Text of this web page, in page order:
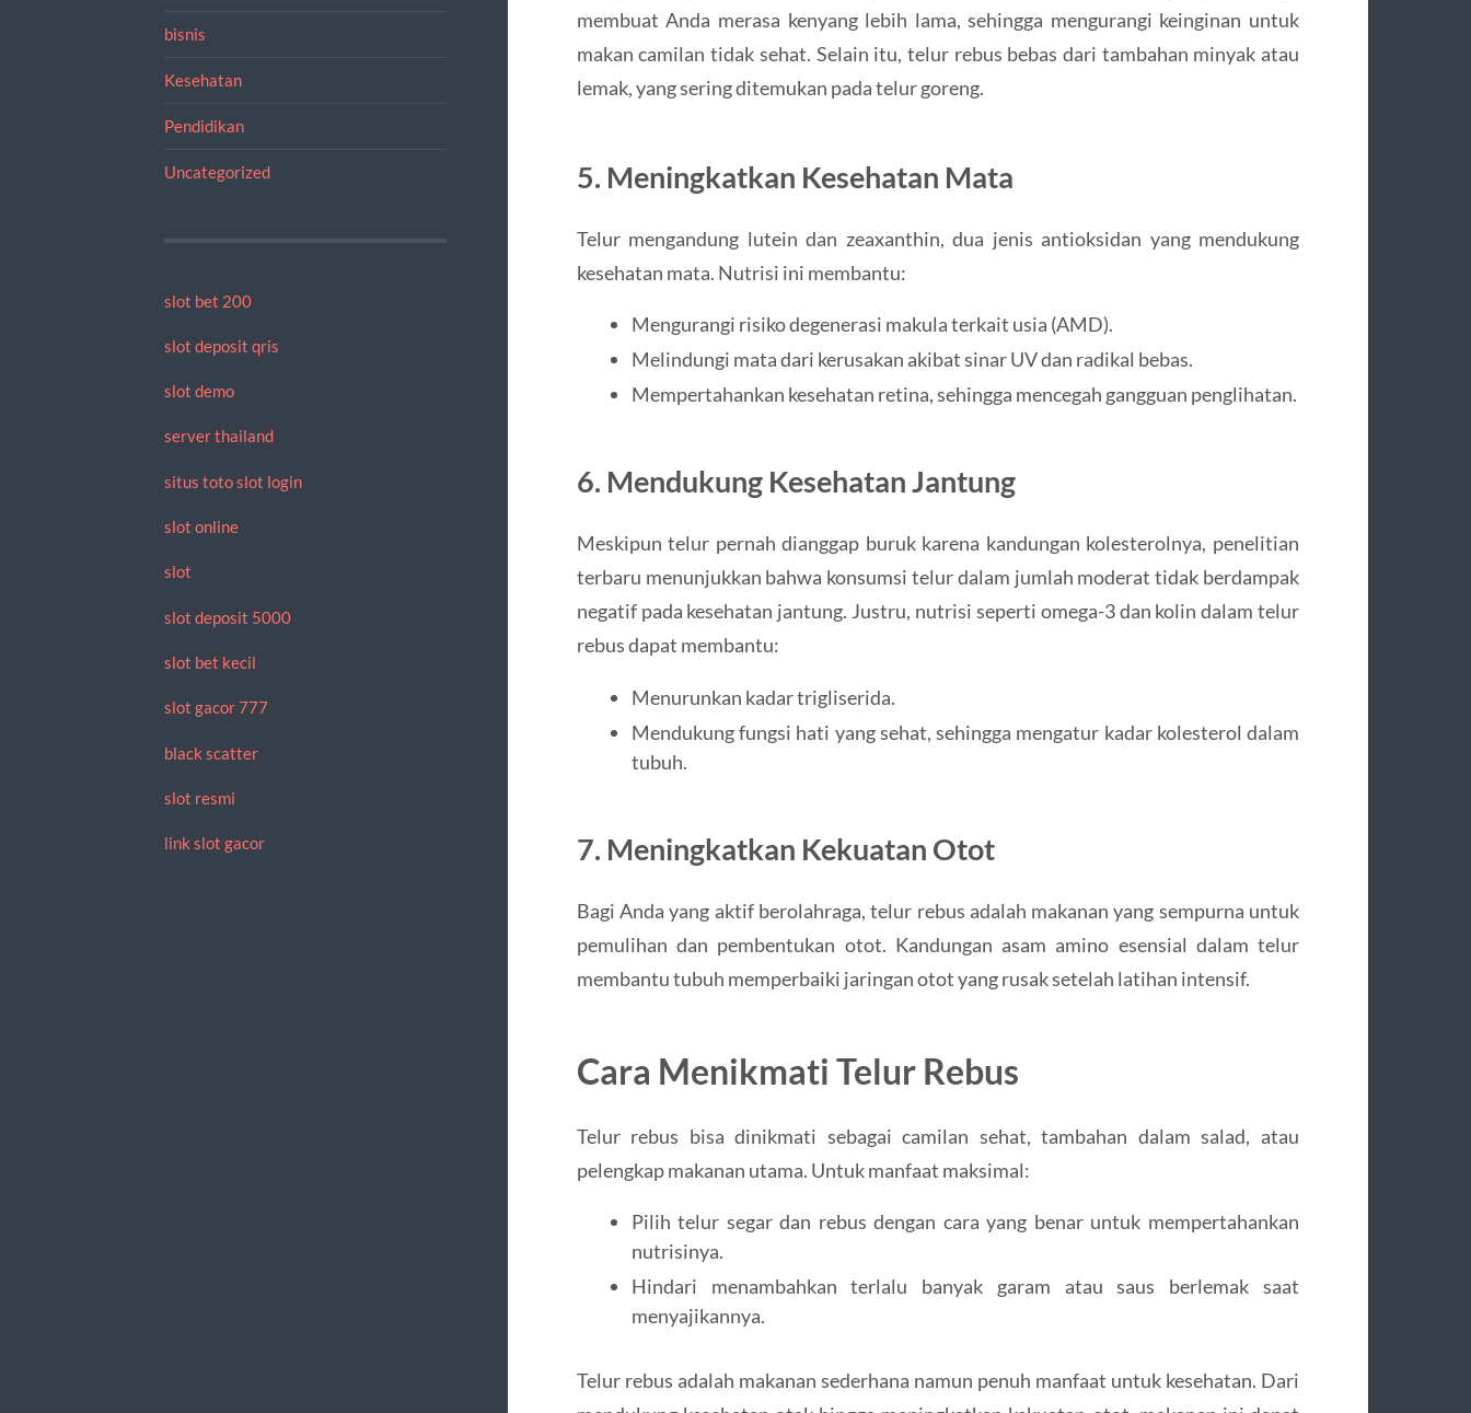
bisnis
Kesehatan
Pendidikan
Uncategorized
slot bet 200
slot deposit qris
slot demo
server thailand
situs toto slot login
slot online
slot
slot deposit 5000
slot bet kecil
slot gacor 777
black scatter
slot resmi
link slot gacor
membuat Anda merasa kenyang lebih lama, sehingga mengurangi keinginan untuk
makan camilan tidak sehat. Selain itu, telur rebus bebas dari tambahan minyak atau
lemak, yang sering ditemukan pada telur goreng.
5. Meningkatkan Kesehatan Mata
Telur mengandung lutein dan zeaxanthin, dua jenis antioksidan yang mendukung
kesehatan mata. Nutrisi ini membantu:
Mengurangi risiko degenerasi makula terkait usia (AMD).
Melindungi mata dari kerusakan akibat sinar UV dan radikal bebas.
Mempertahankan kesehatan retina, sehingga mencegah gangguan penglihatan.
6. Mendukung Kesehatan Jantung
Meskipun telur pernah dianggap buruk karena kandungan kolesterolnya, penelitian
terbaru menunjukkan bahwa konsumsi telur dalam jumlah moderat tidak berdampak
negatif pada kesehatan jantung. Justru, nutrisi seperti omega-3 dan kolin dalam telur
rebus dapat membantu:
Menurunkan kadar trigliserida.
Mendukung fungsi hati yang sehat, sehingga mengatur kadar kolesterol dalam
tubuh.
7. Meningkatkan Kekuatan Otot
Bagi Anda yang aktif berolahraga, telur rebus adalah makanan yang sempurna untuk
pemulihan dan pembentukan otot. Kandungan asam amino esensial dalam telur
membantu tubuh memperbaiki jaringan otot yang rusak setelah latihan intensif.
Cara Menikmati Telur Rebus
Telur rebus bisa dinikmati sebagai camilan sehat, tambahan dalam salad, atau
pelengkap makanan utama. Untuk manfaat maksimal:
Pilih telur segar dan rebus dengan cara yang benar untuk mempertahankan
nutrisinya.
Hindari menambahkan terlalu banyak garam atau saus berlemak saat
menyajikannya.
Telur rebus adalah makanan sederhana namun penuh manfaat untuk kesehatan. Dari